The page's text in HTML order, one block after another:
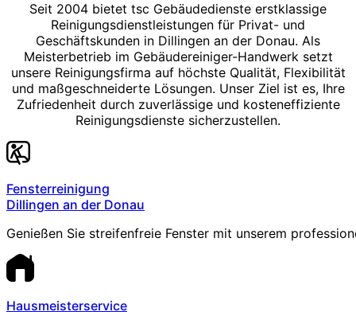
Seit 2004 bietet tsc Gebäudedienste erstklassige
Reinigungsdienstleistungen für Privat- und
Geschäftskunden in Dillingen an der Donau. Als
Meisterbetrieb im Gebäudereiniger-Handwerk setzt
unsere Reinigungsfirma auf höchste Qualität, Flexibilität
und maßgeschneiderte Lösungen. Unser Ziel ist es, Ihre
Zufriedenheit durch zuverlässige und kosteneffiziente
Reinigungsdienste sicherzustellen.
Fensterreinigung
Dillingen an der Donau
Genießen Sie streifenfreie Fenster mit unserem
Hausmeisterservice